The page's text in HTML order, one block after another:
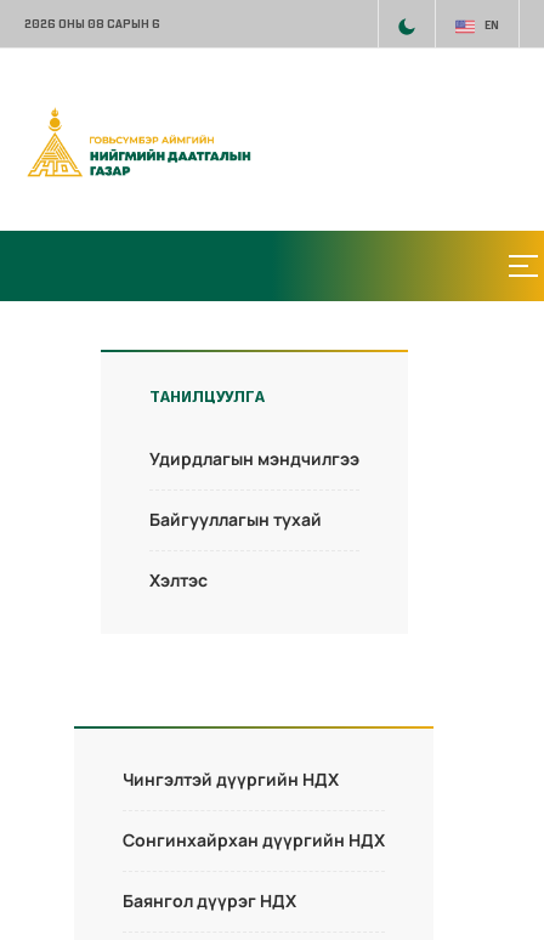
2026 ОНЫ 08 САРЫН 6 EN
ТАНИЛЦУУЛГА
Удирдлагын мэндчилгээ
Байгууллагын тухай
Хэлтэс
Чингэлтэй дүүргийн НДХ
Сонгинхайрхан дүүргийн НДХ
Баянгол дүүрэг НДХ